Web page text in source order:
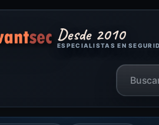
Desde 2010
ESPECIALISTAS EN